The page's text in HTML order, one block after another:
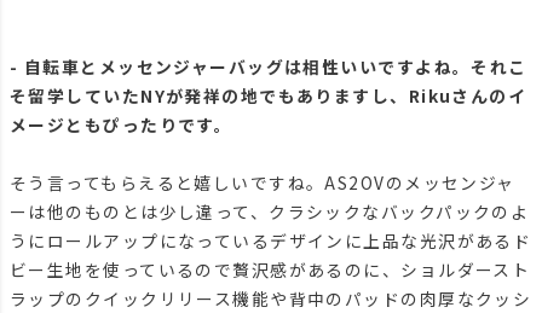
- 自転車とメッセンジャーバッグは相性いいですよね。それこ
そ留学していたNYが発祥の地でもありますし、Rikuさんのイ
メージともぴったりです。
そう言ってもらえると嬉しいですね。AS2OVのメッセンジャ
ーは他のものとは少し違って、クラシックなバックパックのよ
うにロールアップになっているデザインに上品な光沢があるド
ビー生地を使っているので贅沢感があるのに、ショルダースト
ラップのクイックリリース機能や背中のパッドの肉厚なクッシ